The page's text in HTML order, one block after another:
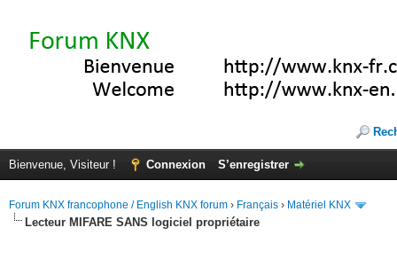
Bienvenue, Visiteur ! Connexion S’enregistrer
Forum KNX francophone / English KNX forum › Français › Matériel KNX
Lecteur MIFARE SANS logiciel propriétaire